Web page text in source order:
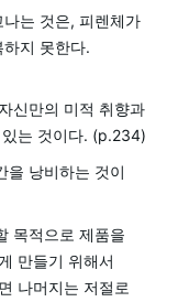
는 것은, 피렌체가
지 못한다.
신만의 미적 취향과
는 것이다. (p.234)
을 낭비하는 것이
목적으로 제품을
만들기 위해서
나머지는 저절로